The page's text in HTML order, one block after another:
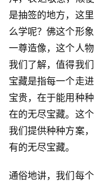
心
乐
菩
提
专
题
公
益
善
是抽签的地方，这
么学呢？佛这个形
一尊造像，这个人
我们了解，值得我
宝藏是指每一个走
宝贵，在于能用种
在的无尽宝藏。这
我们提供种种方案
有的无尽宝藏。
通俗地讲，我们每